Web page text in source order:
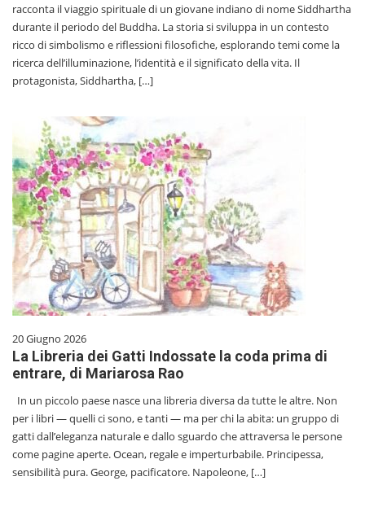
racconta il viaggio spirituale di un giovane indiano di nome Siddhartha
durante il periodo del Buddha. La storia si sviluppa in un contesto
ricco di simbolismo e riflessioni filosofiche, esplorando temi come la
ricerca dell’illuminazione, l’identità e il significato della vita. Il
protagonista, Siddhartha, […]
20 Giugno 2026
La Libreria dei Gatti Indossate la coda prima di
entrare, di Mariarosa Rao
In un piccolo paese nasce una libreria diversa da tutte le altre. Non
per i libri — quelli ci sono, e tanti — ma per chi la abita: un gruppo di
gatti dall’eleganza naturale e dallo sguardo che attraversa le persone
come pagine aperte. Ocean, regale e imperturbabile. Principessa,
sensibilità pura. George, pacificatore. Napoleone, […]